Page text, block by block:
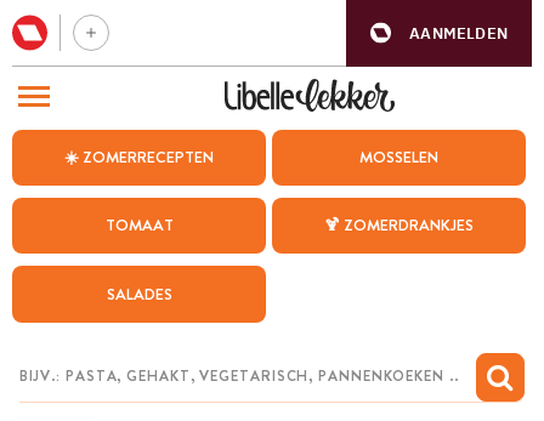
AANMELDEN
☀️ ZOMERRECEPTEN MOSSELEN
TOMAAT 🍹 ZOMERDRANKJES
SALADES
BEZOEK ONZE ANDERE WEBSITES
WEEKMENU
CHAT MET MAIA
MIJN BEWAARDE RECEPTEN